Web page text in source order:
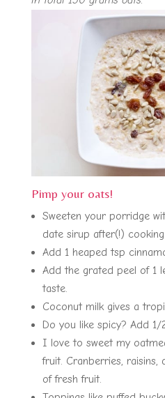
Pimp your oats!
Sweeten your porridge
date sirup after(!) cooking.
Add 1 heaped tsp
Add the grated peel of 1
taste.
Coconut milk gives a
Do you like spicy? Add
I love to sweet my
fruit. Cranberries, raisins,
of fresh fruit.